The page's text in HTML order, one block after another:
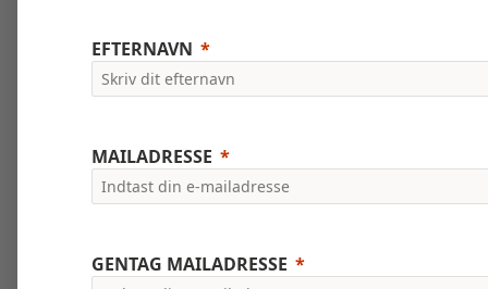
EFTERNAVN
MAILADRESSE
GENTAG MAILADRESSE